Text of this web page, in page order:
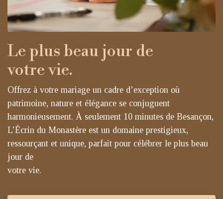
Le plus beau jour de
votre vie.
Offrez à votre mariage un cadre d’exception où
patrimoine, nature et élégance se conjuguent
harmonieusement. À seulement 10 minutes de Besançon,
L’Écrin du Monastère est un domaine prestigieux,
ressourçant et unique, parfait pour célébrer le plus beau
jour de
votre vie.